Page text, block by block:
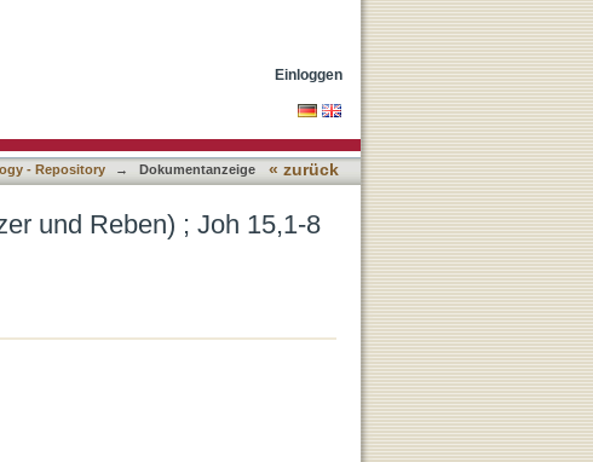
Einloggen
- Repository → Dokumentanzeige « zurück
und Reben) ; Joh 15,1-8